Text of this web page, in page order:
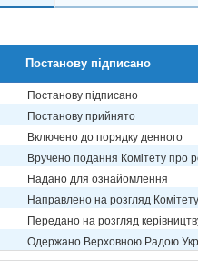
Постанову підписано
Постанову підписано
Постанову прийнято
Включено до порядку денного
Вручено подання Комітету про
Надано для ознайомлення
Направлено на розгляд Комітету
Передано на розгляд
Одержано Верховною Радою